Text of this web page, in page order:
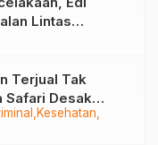
Lintas
2028
Kesehatan
Terjual Tak
Safari Desak